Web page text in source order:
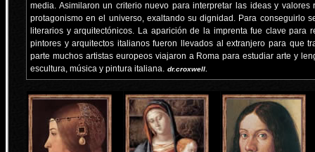
media. Asimilaron un criterio nuevo para interpretar las ideas y
protagonismo en el universo, exaltando su dignidad. Para conseguirlo
literarios y arquitectónicos. La aparición de la imprenta fue clave
pintores y arquitectos italianos fueron llevados al extranjero para que
parte muchos artistas europeos viajaron a Roma para estudiar arte y
escultura, música y pintura italiana. dr.croxwell